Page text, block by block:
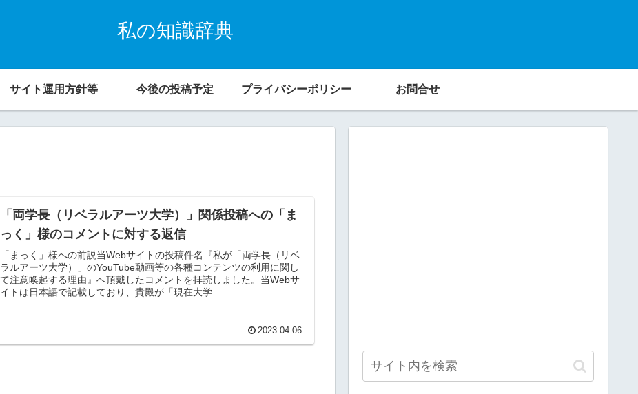
私の知識辞典
サイト運用方針等 今後の投稿予定 プライバシーポリシー お問合せ
「両学長（リベラルアーツ大学）」関係投稿への「ま
っく」様のコメントに対する返信
「まっく」様への前説当Webサイトの投稿件名『私が「両学長（リベ
ラルアーツ大学）」のYouTube動画等の各種コンテンツの利用に関し
て注意喚起する理由』へ頂戴したコメントを拝読しました。当Webサ
イトは日本語で記載しており、貴殿が「現在大学...
2023.04.06